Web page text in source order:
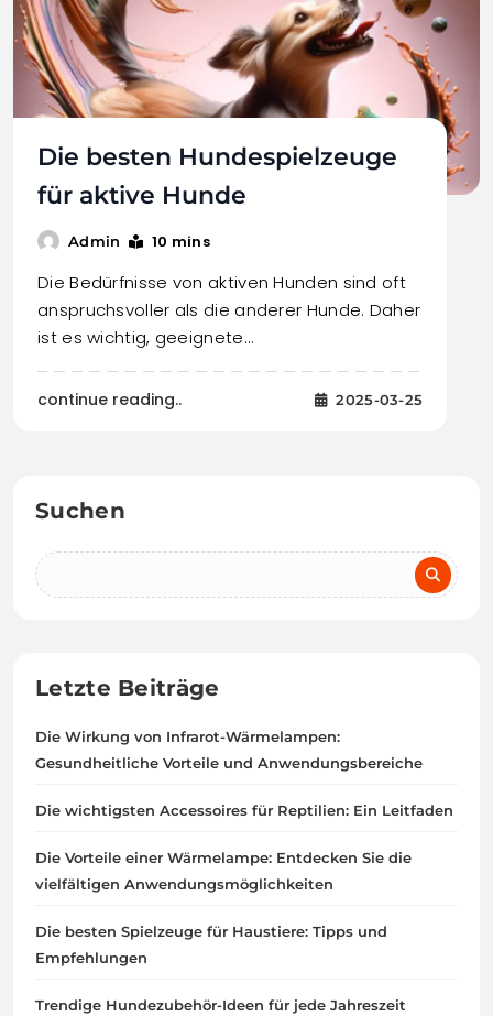
Die besten Hundespielzeuge
für aktive Hunde
Admin 10 mins
Die Bedürfnisse von aktiven Hunden sind oft
anspruchsvoller als die anderer Hunde. Daher
ist es wichtig, geeignete…
continue reading.. 2025-03-25
Suchen
Letzte Beiträge
Die Wirkung von Infrarot-Wärmelampen:
Gesundheitliche Vorteile und Anwendungsbereiche
Die wichtigsten Accessoires für Reptilien: Ein Leitfaden
Die Vorteile einer Wärmelampe: Entdecken Sie die
vielfältigen Anwendungsmöglichkeiten
Die besten Spielzeuge für Haustiere: Tipps und
Empfehlungen
Trendige Hundezubehör-Ideen für jede Jahreszeit